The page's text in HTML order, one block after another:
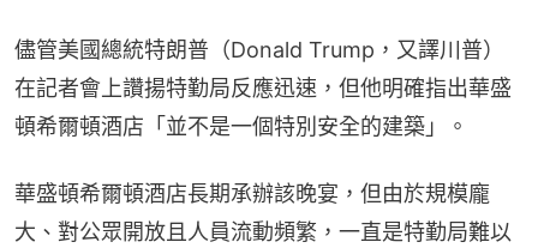
儘管美國總統特朗普（Donald Trump，又譯川普）
在記者會上讚揚特勤局反應迅速，但他明確指出華盛
頓希爾頓酒店「並不是一個特別安全的建築」。
華盛頓希爾頓酒店長期承辦該晚宴，但由於規模龐
大、對公眾開放且人員流動頻繁，一直是特勤局難以